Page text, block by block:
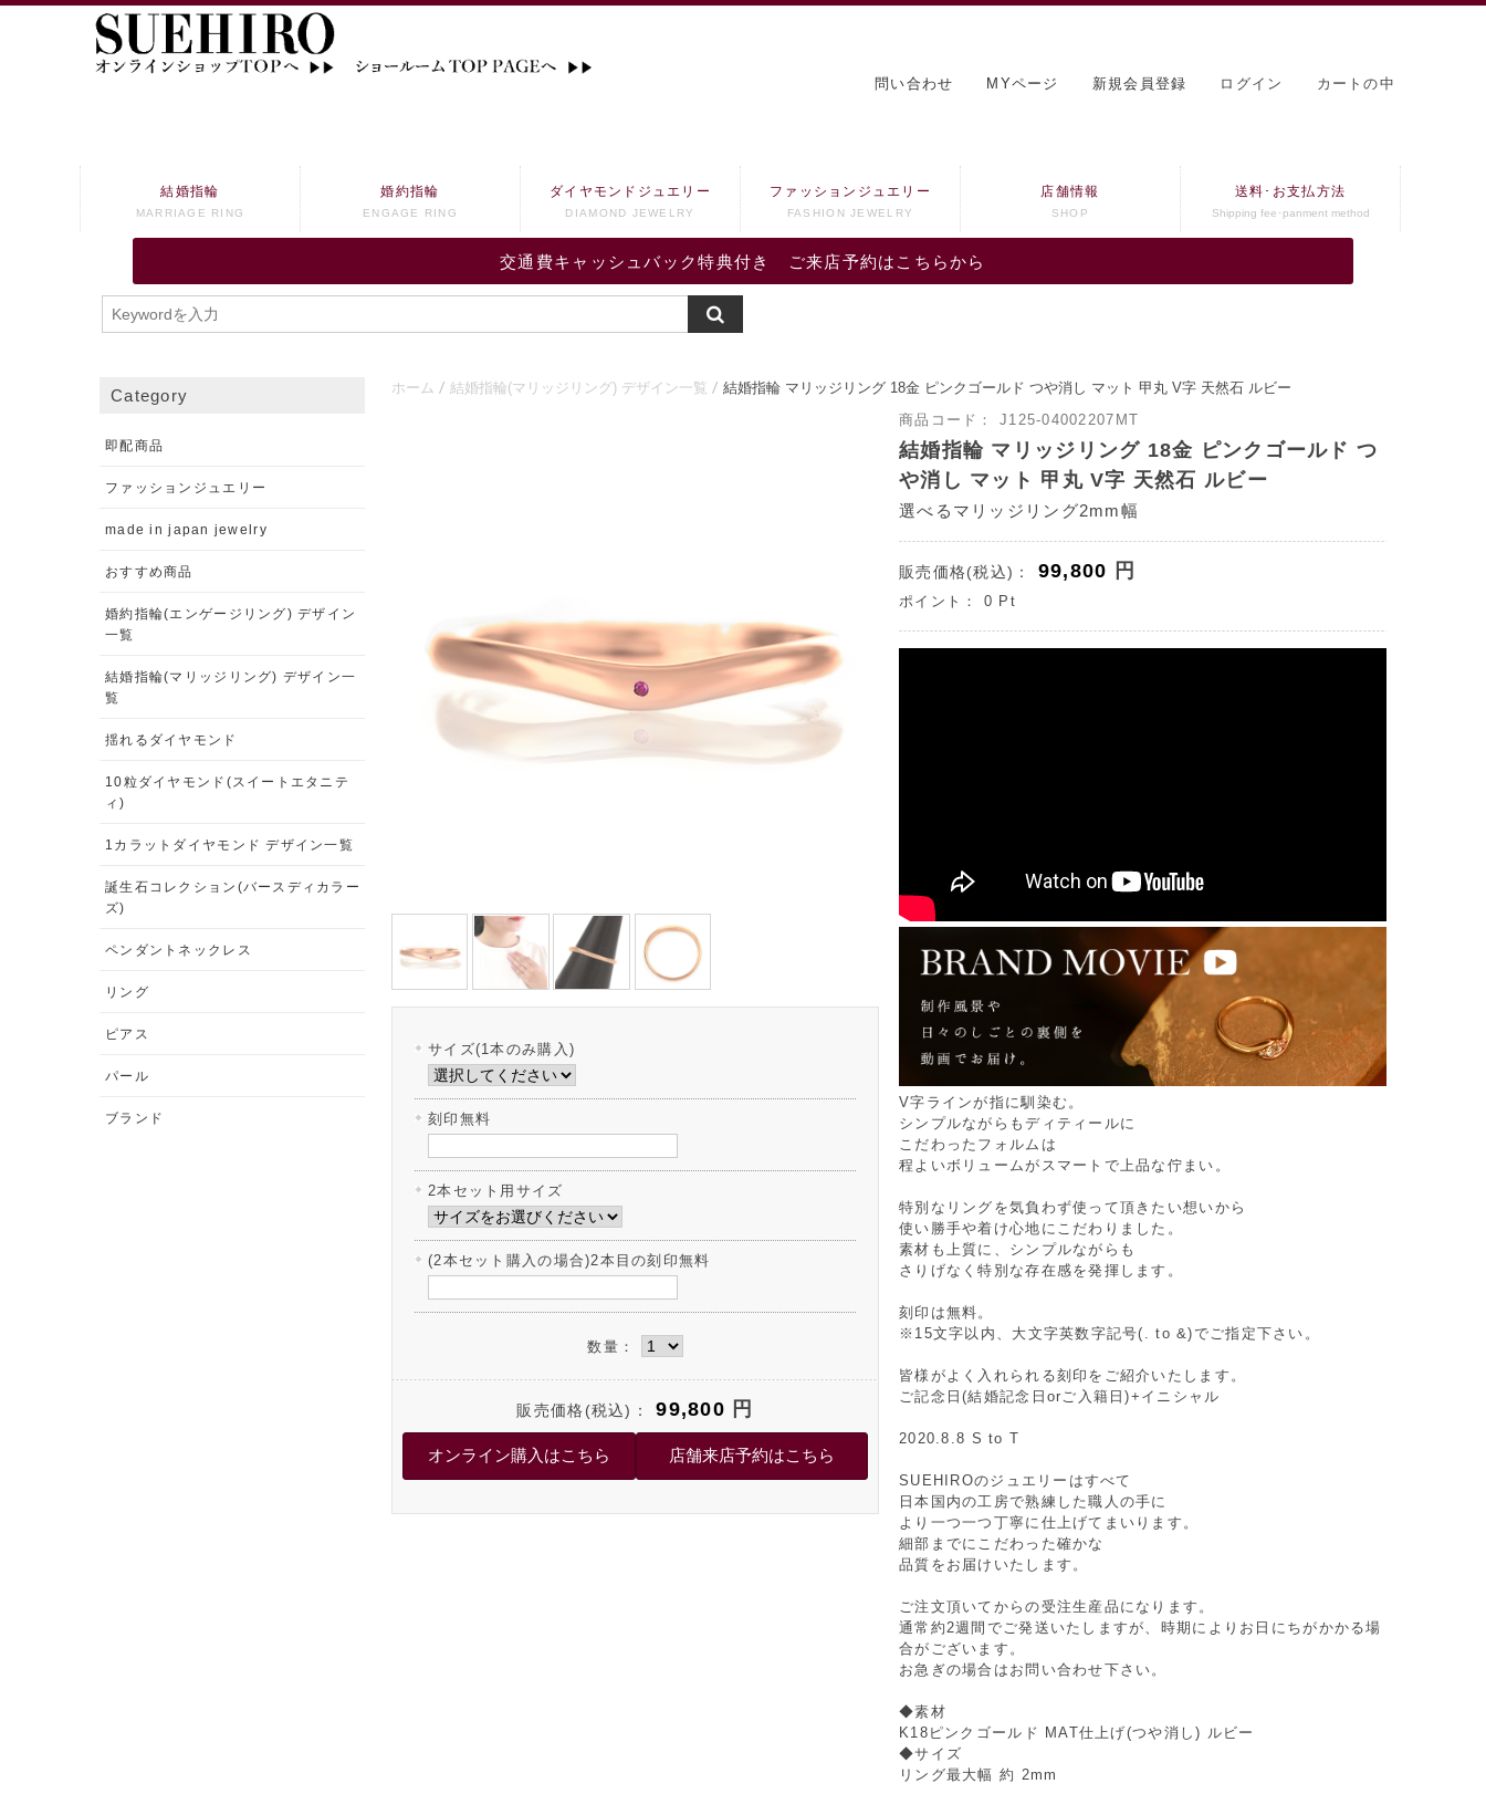
問い合わせ MYページ 新規会員登録 ログイン カートの中
交通費キャッシュバック特典付き ご来店予約はこちらから
結婚指輪
MARRIAGE RING
婚約指輪
ENGAGE RING
ダイヤモンドジュエリー
DIAMOND JEWELRY
ファッションジュエリー
FASHION JEWELRY
店舗情報
SHOP
送料･お支払方法
Shipping fee･panment method
ホーム 結婚指輪(マリッジリング) デザイン一覧 結婚指輪 マリッジリング 18金 ピンクゴールド つや消し マット 甲丸 V字 天然石 ルビー
サイズ(1本のみ購入)
刻印無料
2本セット用サイズ
(2本セット購入の場合)2本目の刻印無料
数量：
販売価格(税込)： 99,800 円
商品コード： J125-04002207MT
結婚指輪 マリッジリング 18金 ピンクゴールド つ
や消し マット 甲丸 V字 天然石 ルビー
選べるマリッジリング2mm幅
販売価格(税込)： 99,800 円
ポイント： 0 Pt
V字ラインが指に馴染む。
シンプルながらもディティールに
こだわったフォルムは
程よいボリュームがスマートで上品な佇まい。
特別なリングを気負わず使って頂きたい想いから
使い勝手や着け心地にこだわりました。
素材も上質に、シンプルながらも
さりげなく特別な存在感を発揮します。
刻印は無料。
※15文字以内、大文字英数字記号(. to &)でご指定下さい。
皆様がよく入れられる刻印をご紹介いたします。
ご記念日(結婚記念日orご入籍日)+イニシャル
2020.8.8 S to T
SUEHIROのジュエリーはすべて
日本国内の工房で熟練した職人の手に
より一つ一つ丁寧に仕上げてまいります。
細部までにこだわった確かな
品質をお届けいたします。
ご注文頂いてからの受注生産品になります。
通常約2週間でご発送いたしますが、時期によりお日にちがかかる場
合がございます。
お急ぎの場合はお問い合わせ下さい。
◆素材
K18ピンクゴールド MAT仕上げ(つや消し) ルビー
◆サイズ
リング最大幅 約 2mm
Category
即配商品
ファッションジュエリー
made in japan jewelry
おすすめ商品
婚約指輪(エンゲージリング) デザイン
一覧
結婚指輪(マリッジリング) デザイン一
覧
揺れるダイヤモンド
10粒ダイヤモンド(スイートエタニテ
ィ)
1カラットダイヤモンド デザイン一覧
誕生石コレクション(バースディカラー
ズ)
ペンダントネックレス
リング
ピアス
パール
ブランド